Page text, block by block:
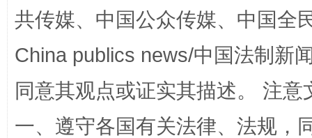
全民健身五年计划来了！等你上场
共传媒、中国公众传媒、中国全
China publics news/中国法制新
同意其观点或证实其描述。 注
一、遵守各国有关法律、法规，